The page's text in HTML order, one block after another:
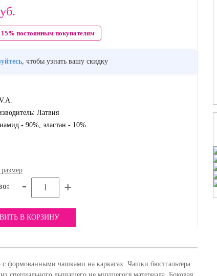
15% постоянным покупателям
, чтобы узнать вашу скидку
Латвия
- 90%, эластан - 10%
- +
В КОРЗИНУ
с формованными чашками на каркасах. Чашки бюстгальтера